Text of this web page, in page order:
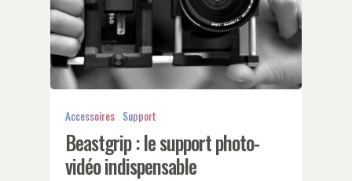
Accessoires Support
Beastgrip : le support photo-
vidéo indispensable